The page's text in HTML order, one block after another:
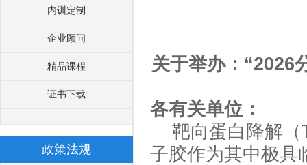
内训定制
企业顾问
精品课程
证书下载
政策法规
关于举办： “2026
各有关单位：
靶向蛋白降解（
子胶作为其中极具